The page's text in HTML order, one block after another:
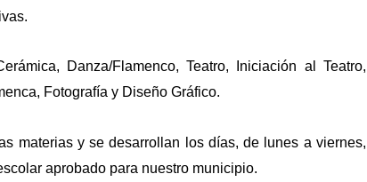
Danza/Flamenco, Teatro, Iniciación al Teatro,
Fotografía y Diseño Gráfico.
materias y se desarrollan los días, de lunes a viernes,
aprobado para nuestro municipio.